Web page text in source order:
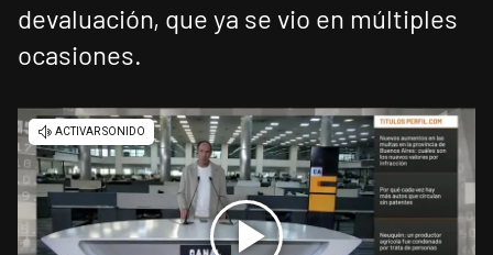
devaluación, que ya se vio en múltiples
ocasiones.